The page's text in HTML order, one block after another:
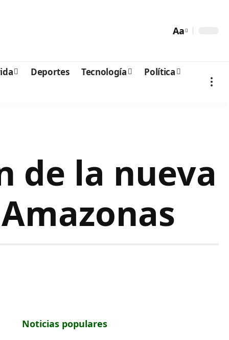
Aa
Deportes Tecnología
Política
de la nueva
Noticias populares